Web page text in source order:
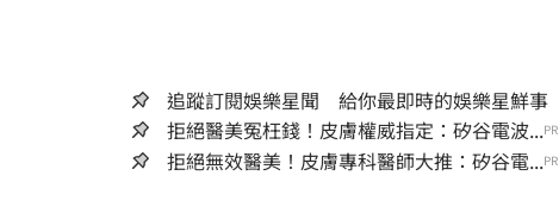
追蹤訂閱娛樂星聞 給你最即時的娛樂星鮮事
拒絕醫美冤枉錢！皮膚權威指定：矽谷電波...PR
拒絕無效醫美！皮膚專科醫師大推：矽谷電...PR